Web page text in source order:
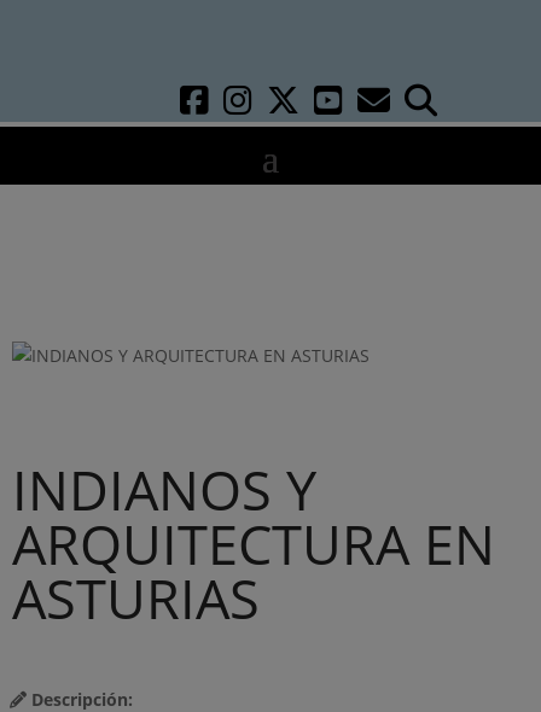
INDIANOS Y
ARQUITECTURA EN
ASTURIAS
Descripción: